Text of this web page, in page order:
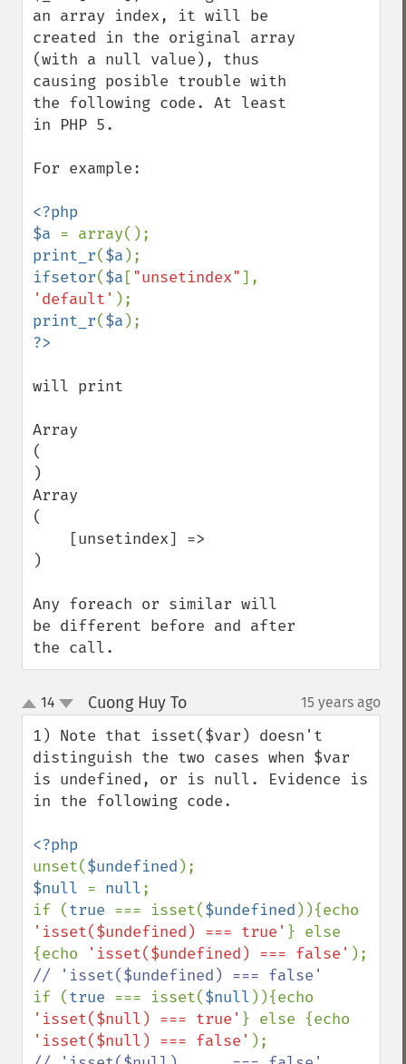
an array index, it will be
created in the original array
(with a null value), thus
causing posible trouble with
the following code. At least
in PHP 5.
For example:
<?php
$a
print_r($a
ifsetor($a ["unsetindex"
'default'
print_r($a
will print
Array
(
)
Array
(
)
Any foreach or similar will
be different before and after
the call.
up
down
14 Cuong Huy To¶ 15 years ago
1) Note that isset($var) doesn't
distinguish the two cases when $var
is undefined, or is null. Evidence is
in the following code.
unset($undefined
$null = null;
if (true === isset($undefined
'isset($undefined) === true' } else
{echo
'isset($undefined) === false'
if (true === isset($null
'isset($null) === true'
'isset($null) === false'